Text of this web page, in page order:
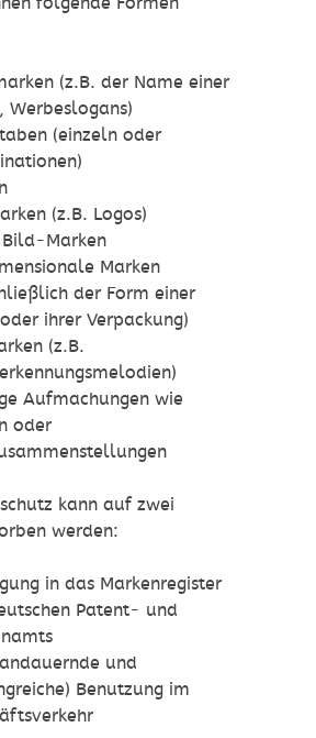
(z.B. der Name einer
Werbeslogans)
(einzeln oder
(z.B. Logos)
Marken
Marken
der Form einer
ihrer Verpackung)
(z.B.
Aufmachungen wie
oder
kann auf zwei
werden:
in das Markenregister
Patent- und
und
Benutzung im